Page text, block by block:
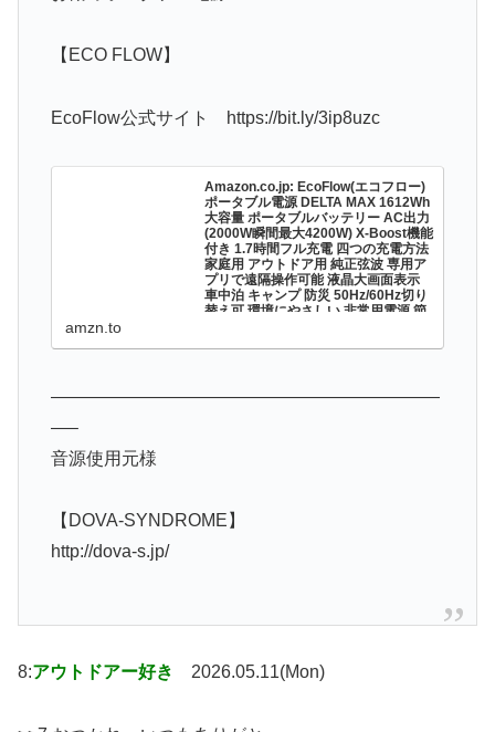
【ECO FLOW】
EcoFlow公式サイト https://bit.ly/3ip8uzc
Amazon.co.jp: EcoFlow(エコフロー)
ポータブル電源 DELTA MAX 1612Wh
大容量 ポータブルバッテリー AC出力
(2000W瞬間最大4200W) X-Boost機能
付き 1.7時間フル充電 四つの充電方法
家庭用 アウトドア用 純正弦波 専用ア
プリで遠隔操作可能 液晶大画面表示
車中泊 キャンプ 防災 50Hz/60Hz切り
替え可 環境にやさしい 非常用電源 節
ル電源 DELTA MAX 1612Wh 大容量 ポータブ
amzn.to
——————————————————————
—–
音源使用元様
【DOVA-SYNDROME】
http://dova-s.jp/
8:アウトドアー好き 2026.05.11(Mon)